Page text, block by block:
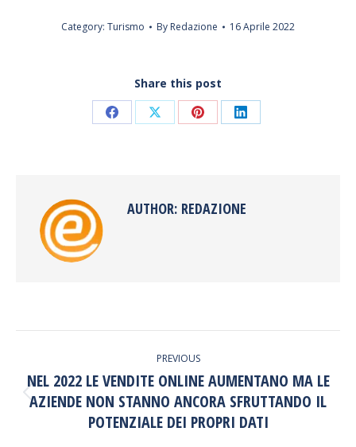
Category: Turismo By Redazione 16 Aprile 2022
Share this post
Share Share Share Share
AUTHOR: REDAZIONE
NAVIGATION
PREVIOUS
Previous
post:
NEL 2022 LE VENDITE ONLINE AUMENTANO MA LE
AZIENDE NON STANNO ANCORA SFRUTTANDO IL
POTENZIALE DEI PROPRI DATI